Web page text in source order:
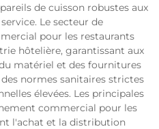
de cuisson robustes aux
Le secteur de
pour les restaurants
hôtelière, garantissant aux
matériel et des fournitures
normes sanitaires strictes
élevées. Les principales
commercial pour les
l'achat et la distribution